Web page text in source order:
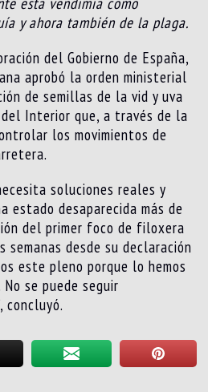
y ahora también de la plaga.
del Gobierno de España,
aprobó la orden ministerial
de semillas de la vid y uva
Interior que, a través de la
los movimientos de
soluciones reales y
estado desaparecida más de
del primer foco de filoxera
desde su declaración
este pleno porque lo hemos
se puede seguir
concluyó.